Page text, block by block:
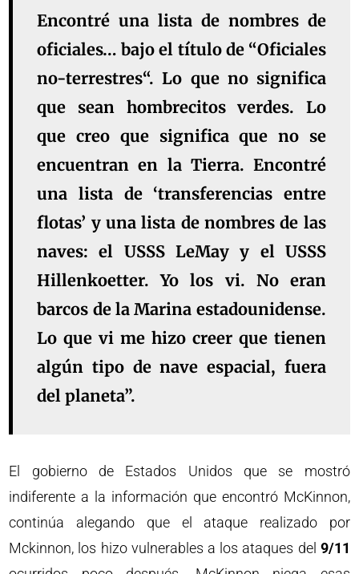
Encontré una lista de nombres de
oficiales… bajo el título de “Oficiales
no-terrestres“. Lo que no significa
que sean hombrecitos verdes. Lo
que creo que significa que no se
encuentran en la Tierra. Encontré
una lista de ‘transferencias entre
flotas’ y una lista de nombres de las
naves:el USSS LeMay y el USSS
Hillenkoetter. Yo los vi. No eran
barcos de la Marina estadounidense.
Lo que vi me hizo creer que tienen
algún tipo de nave espacial, fuera
del planeta”.
El gobierno de Estados Unidos que se mostró
indiferente a la información que encontró McKinnon,
continúa alegando que el ataque realizado por
Mckinnon, los hizo vulnerables a los ataques del 9/11